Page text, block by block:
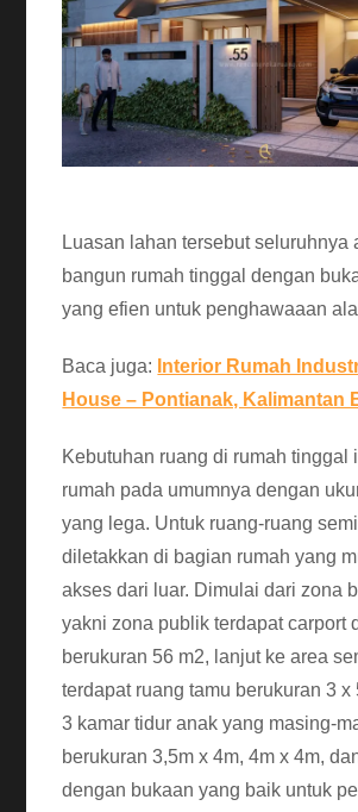
Luasan lahan tersebut seluruhnya
bangun rumah tinggal dengan
yang efien untuk penghawaaan
Baca juga: Interior Rumah
House – Pontianak, Kalimantan
Kebutuhan ruang di rumah tinggal
rumah pada umumnya dengan
yang lega. Untuk ruang-ruang
diletakkan di bagian rumah yang
akses dari luar. Dimulai dari zona
yakni zona publik terdapat carport
berukuran 56 m2, lanjut ke area
terdapat ruang tamu berukuran 3 x
3 kamar tidur anak yang masing-
berukuran 3,5m x 4m, 4m x 4m,
dengan bukaan yang baik untuk